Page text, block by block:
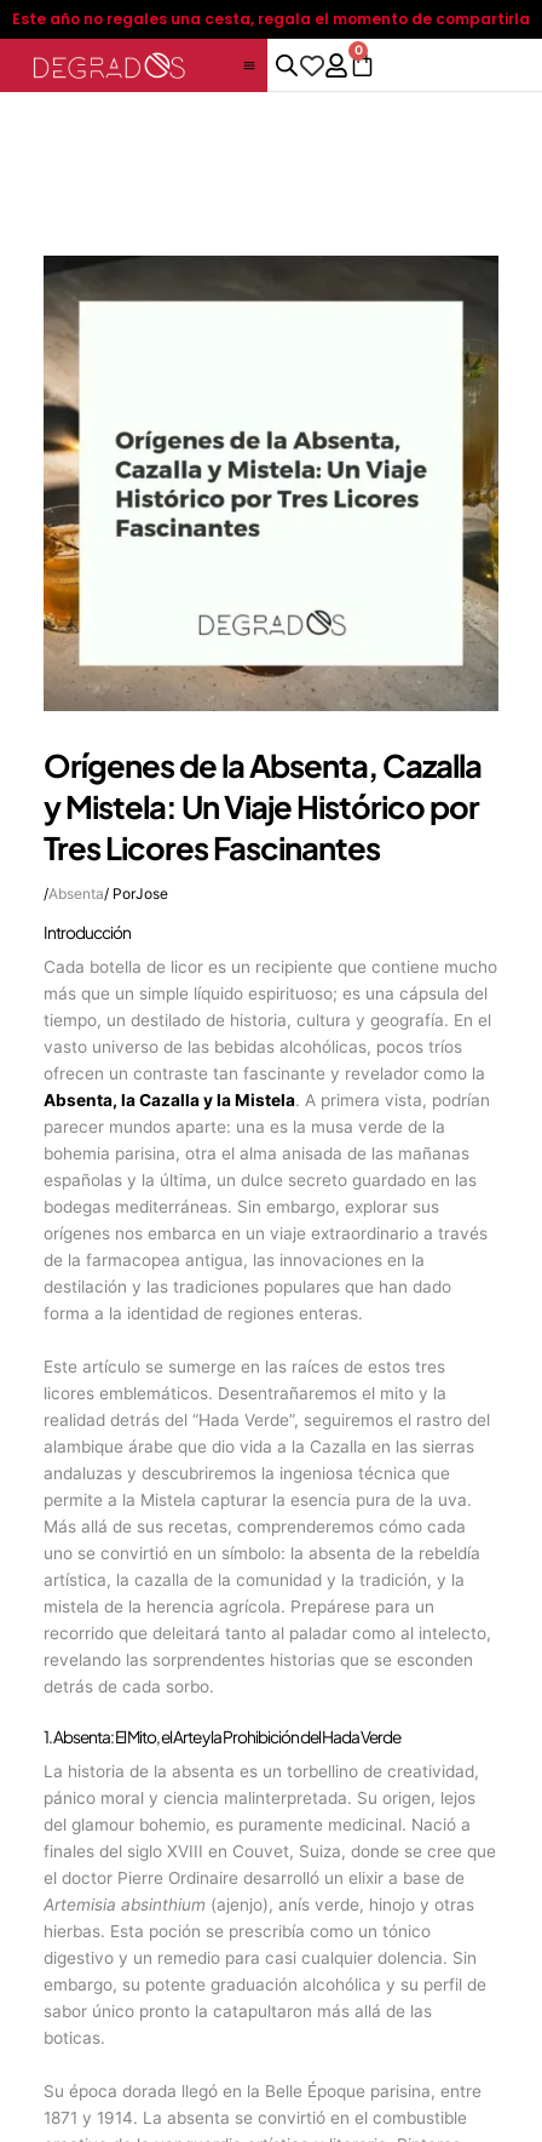
al
contenido
Este año no regales una cesta, regala el momento de compartirla
0
C
a
Orígenes de la Absenta, Cazalla
y Mistela: Un Viaje Histórico por
Tres Licores Fascinantes
/Absenta/ PorJose
Introducción
Cada botella de licor es un recipiente que contiene mucho
más que un simple líquido espirituoso; es una cápsula del
tiempo, un destilado de historia, cultura y geografía. En el
vasto universo de las bebidas alcohólicas, pocos tríos
ofrecen un contraste tan fascinante y revelador como la
Absenta, la Cazalla y la Mistela. A primera vista, podrían
parecer mundos aparte: una es la musa verde de la
bohemia parisina, otra el alma anisada de las mañanas
españolas y la última, un dulce secreto guardado en las
bodegas mediterráneas. Sin embargo, explorar sus
orígenes nos embarca en un viaje extraordinario a través
de la farmacopea antigua, las innovaciones en la
destilación y las tradiciones populares que han dado
forma a la identidad de regiones enteras.
Este artículo se sumerge en las raíces de estos tres
licores emblemáticos. Desentrañaremos el mito y la
realidad detrás del “Hada Verde”, seguiremos el rastro del
alambique árabe que dio vida a la Cazalla en las sierras
andaluzas y descubriremos la ingeniosa técnica que
permite a la Mistela capturar la esencia pura de la uva.
Más allá de sus recetas, comprenderemos cómo cada
uno se convirtió en un símbolo: la absenta de la rebeldía
artística, la cazalla de la comunidad y la tradición, y la
mistela de la herencia agrícola. Prepárese para un
recorrido que deleitará tanto al paladar como al intelecto,
revelando las sorprendentes historias que se esconden
detrás de cada sorbo.
1. Absenta: El Mito, el Arte y la Prohibición del Hada Verde
La historia de la absenta es un torbellino de creatividad,
pánico moral y ciencia malinterpretada. Su origen, lejos
del glamour bohemio, es puramente medicinal. Nació a
finales del siglo XVIII en Couvet, Suiza, donde se cree que
el doctor Pierre Ordinaire desarrolló un elixir a base de
Artemisia absinthium (ajenjo), anís verde, hinojo y otras
hierbas. Esta poción se prescribía como un tónico
digestivo y un remedio para casi cualquier dolencia. Sin
embargo, su potente graduación alcohólica y su perfil de
sabor único pronto la catapultaron más allá de las
boticas.
Su época dorada llegó en la Belle Époque parisina, entre
1871 y 1914. La absenta se convirtió en el combustible